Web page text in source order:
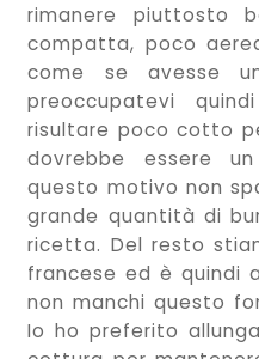
rimanere piuttosto
compatta, poco
come se avesse
preoccupatevi
risultare poco cotto
dovrebbe essere
questo motivo non
grande quantità di
ricetta. Del resto
francese ed è quindi
non manchi questo
Io ho preferito